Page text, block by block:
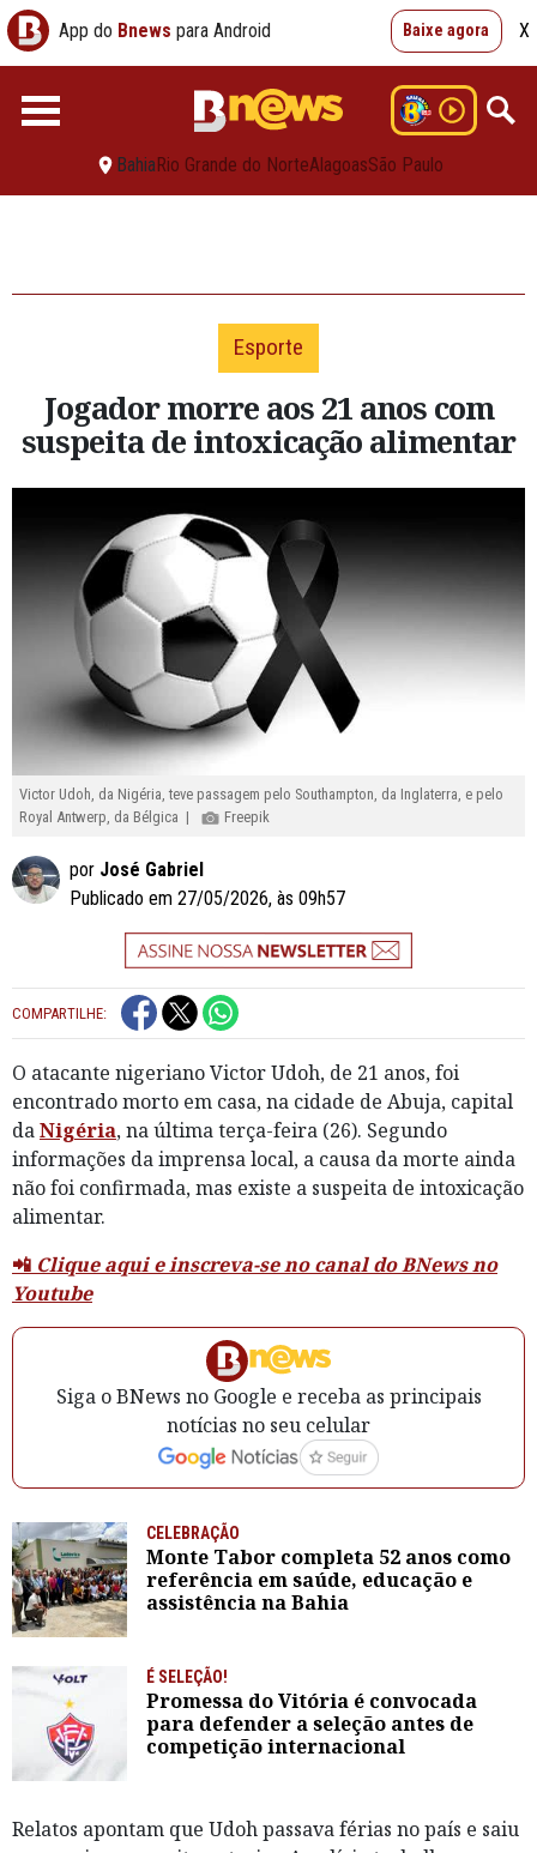
App do Bnews para Android Baixe agora X
BahiaRio Grande do NorteAlagoasSão Paulo
Esporte
Jogador morre aos 21 anos com
suspeita de intoxicação alimentar
Victor Udoh, da Nigéria, teve passagem pelo Southampton, da Inglaterra, e pelo
Royal Antwerp, da Bélgica |
Freepik
por José Gabriel
Publicado em 27/05/2026, às 09h57
COMPARTILHE:
O atacante nigeriano Victor Udoh, de 21 anos, foi
encontrado morto em casa, na cidade de Abuja, capital
daNigéria, na última terça-feira (26). Segundo
informações da imprensa local, a causa da morte ainda
não foi confirmada, mas existe a suspeita de intoxicação
alimentar.
📲 Clique aqui e inscreva-se no canal do BNews no
Youtube
Siga o BNews no Google e receba as principais
notícias no seu celular
CELEBRAÇÃO
Monte Tabor completa 52 anos como
referência em saúde, educação e
assistência na Bahia
É SELEÇÃO!
Promessa do Vitória é convocada
para defender a seleção antes de
competição internacional
Relatos apontam que Udoh passava férias no país e saiu